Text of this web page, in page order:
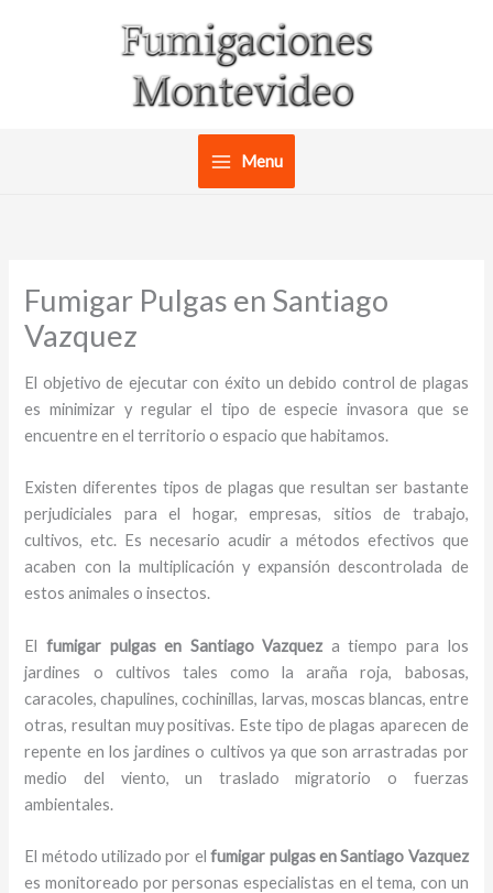
Menu
Fumigar Pulgas en Santiago
Vazquez
El objetivo de ejecutar con éxito un debido control de plagas
es minimizar y regular el tipo de especie invasora que se
encuentre en el territorio o espacio que habitamos.
Existen diferentes tipos de plagas que resultan ser bastante
perjudiciales para el hogar, empresas, sitios de trabajo,
cultivos, etc. Es necesario acudir a métodos efectivos que
acaben con la multiplicación y expansión descontrolada de
estos animales o insectos.
Elfumigar pulgas en Santiago Vazquez a tiempo para los
jardines o cultivos tales como la araña roja, babosas,
caracoles, chapulines, cochinillas, larvas, moscas blancas, entre
otras, resultan muy positivas. Este tipo de plagas aparecen de
repente en los jardines o cultivos ya que son arrastradas por
medio del viento, un traslado migratorio o fuerzas
ambientales.
El método utilizado por elfumigar pulgas en Santiago Vazquez
es monitoreado por personas especialistas en el tema, con un